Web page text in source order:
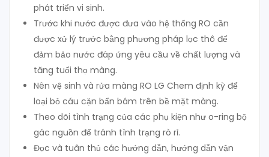
phát triển vi sinh.
Trước khi nước được đưa vào hệ thống RO cần
được xử lý trước bằng phương pháp lọc thô để
đảm bảo nước đáp ứng yêu cầu về chất lượng và
tăng tuổi thọ màng.
Nên vệ sinh và rửa màng RO LG Chem định kỳ để
loại bỏ cáu cặn bẩn bám trên bề mặt màng.
Theo dõi tình trạng của các phụ kiện như o-ring bộ
gác nguồn để tránh tình trạng rò rỉ.
Đọc và tuân thủ các hướng dẫn, hướng dẫn vận